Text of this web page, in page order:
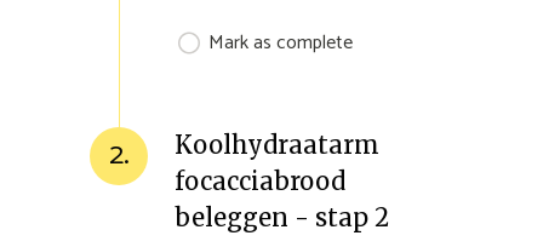
Mark as complete
2.
Koolhydraatarm
focacciabrood
beleggen - stap 2